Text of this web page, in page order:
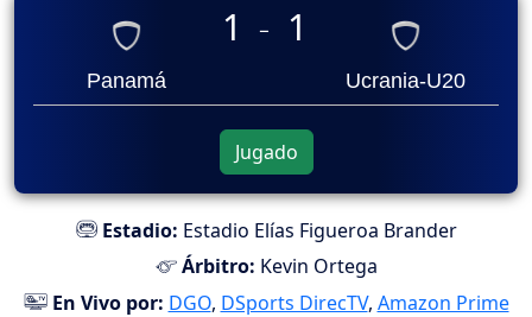
Panamá
1 _ 1
Ucrania-U20
Jugado
Estadio: Estadio Elías Figueroa Brander
Árbitro: Kevin Ortega
En Vivo por: DGO, DSports DirecTV, Amazon Prime